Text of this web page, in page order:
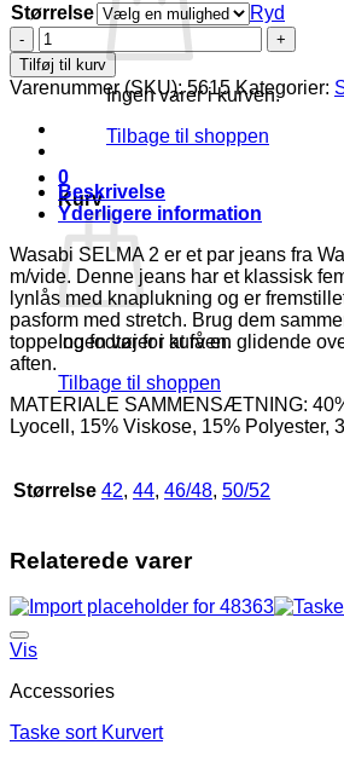
Ingen varer i kurven.
Tilbage til shoppen
0
Kurv
Ingen varer i kurven.
Tilbage til shoppen
Størrelse
Ryd
Wasabi
Selma
2
REGULAR
Jeans
Mørke
Blå
Denim
M/Vide
Skl:71
Vejl.
499,95
antal
Tilføj til kurv
Varenummer (SKU):5615 Kategorier:
Beskrivelse
Yderligere information
Wasabi SELMA 2 er et par jeans fra
m/vide. Denne jeans har et klassisk
lynlås med knaplukning og er
pasform med stretch. Brug dem
toppe og fodtøj for at få en glidende
aften.
MATERIALE SAMMENSÆTNING:
Lyocell, 15% Viskose, 15% Polyester,
Størrelse 42, 44, 46/48, 50/52
Relaterede varer
Vis
Accessories
Taske sort Kurvert